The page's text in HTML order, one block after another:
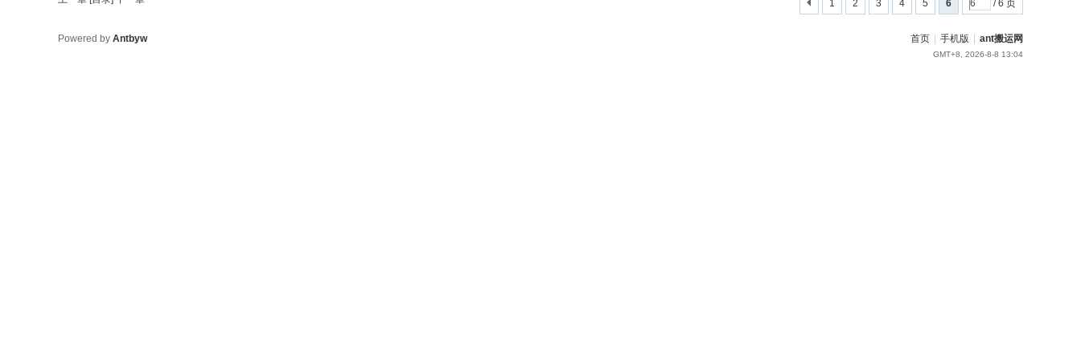
1 2 3 4 5 6 / 6 页
首页 手机版 ant搬运网
GMT+8, 2026-8-8 13:04
Powered by Antbyw